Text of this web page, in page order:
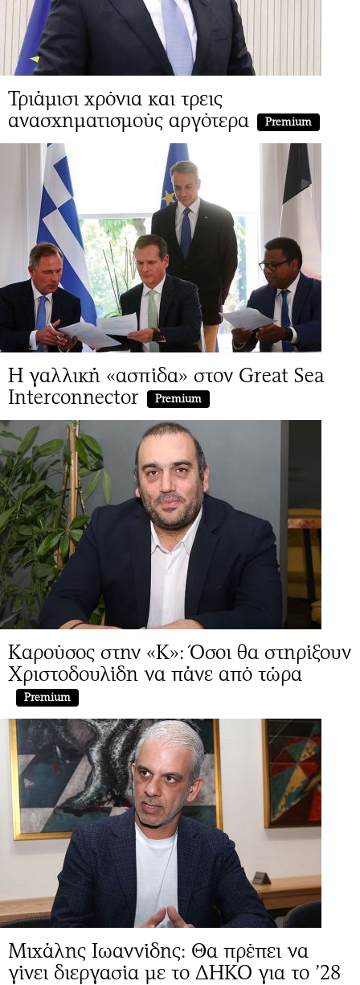
Τριάμισι χρόνια και τρεις
ανασχηματισμούς αργότερα
Premium
Η γαλλική «ασπίδα» στον Great Sea
Interconnector
Premium
Καρούσος στην «Κ»: Όσοι θα στηρίξουν
Χριστοδουλίδη να πάνε από τώρα
Premium
Μιχάλης Ιωαννίδης: Θα πρέπει να
γίνει διεργασία με το ΔΗΚΟ για το ’28